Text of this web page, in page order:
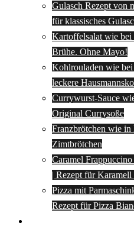
Gulasch Rezept von
für klassisches
Kartoffelsalat wie bei
Brühe. Ohne Mayo!
Kohlrouladen wie
leckere
Currywurst-Sauce
Original Currysoße
Franzbrötchen wie in
Zimtbrötchen
Caramel
| Rezept für
Pizza mit
Rezept für Pizza